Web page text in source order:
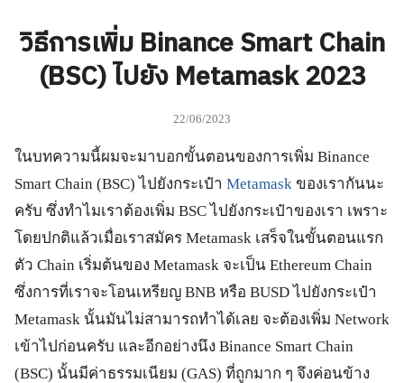
วิธีการเพิ่ม Binance Smart Chain
(BSC) ไปยัง Metamask 2023
22/06/2023
ในบทความนี้ผมจะมาบอกขั้นตอนของการเพิ่ม Binance
Smart Chain (BSC) ไปยังกระเป๋า Metamask ของเรากันนะ
ครับ ซึ่งทำไมเราต้องเพิ่ม BSC ไปยังกระเป๋าของเรา เพราะ
โดยปกติแล้วเมื่อเราสมัคร Metamask เสร็จในขั้นตอนแรก
ตัว Chain เริ่มต้นของ Metamask จะเป็น Ethereum Chain
ซึ่งการที่เราจะโอนเหรียญ BNB หรือ BUSD ไปยังกระเป๋า
Metamask นั้นมันไม่สามารถทำได้เลย จะต้องเพิ่ม Network
เข้าไปก่อนครับ และอีกอย่างนึง Binance Smart Chain
(BSC) นั้นมีค่าธรรมเนียม (GAS) ที่ถูกมาก ๆ จึงค่อนข้าง